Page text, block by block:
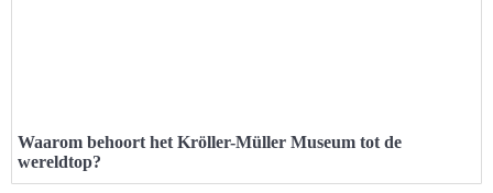
Waarom behoort het Kröller-Müller Museum tot de
wereldtop?